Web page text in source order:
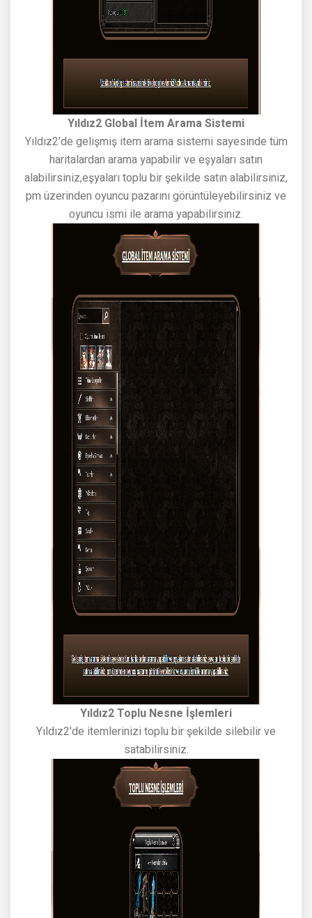
Yıldız2 Global İtem Arama Sistemi
Yıldız2'de gelişmiş item arama sistemi sayesinde tüm
haritalardan arama yapabilir ve eşyaları satın
alabilirsiniz,eşyaları toplu bir şekilde satın alabilirsiniz,
pm üzerinden oyuncu pazarını görüntüleyebilirsiniz ve
oyuncu ismi ile arama yapabilirsiniz.
Yıldız2 Toplu Nesne İşlemleri
Yıldız2'de itemlerinizi toplu bir şekilde silebilir ve
satabilirsiniz.